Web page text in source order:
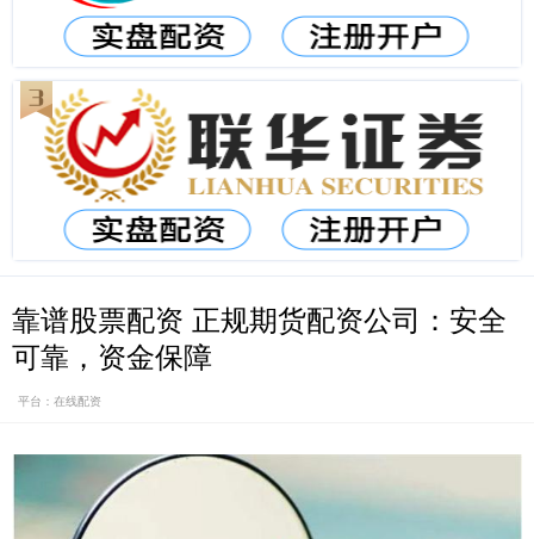
靠谱股票配资 正规期货配资公司：安全
可靠，资金保障
平台：在线配资